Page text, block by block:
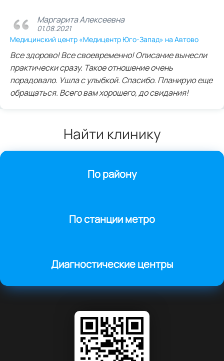
Маргарита Алексеевна
01.08.2021
Медицинский центр «Медицентр Юго-Запад» на Автово
Все здорово! Все своевременно! Описание вынесли
практически сразу. Такое отношение очень
порадовало. Ушла с улыбкой. Спасибо. Планирую еще
обращаться. Всего вам хорошего, до свидания!
Найти клинику
По району
По станции метро
Диагностические центры